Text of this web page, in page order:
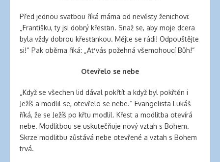
Před jednou svatbou říká máma od nevěsty ženichovi:
„Františku, ty jsi dobrý křesťan. Snaž se, aby moje dcera
byla vždy dobrou křesťankou. Mějte se rádi! Odpouštějte
si!“ Pak oběma říká: „Ať vás požehná všemohoucí Bůh!“
Otevřelo se nebe
„Když se všechen lid dával pokřtít a když byl pokřtěn i
Ježíš a modlil se, otevřelo se nebe.“ Evangelista Lukáš
říká, že se Ježíš po křtu modlil. Křest a modlitba otevírá
nebe. Modlitbou se uskutečňuje nový vztah s Bohem.
Skrze modlitbu zůstává nebe otevřené a vztah s Bohem
trvá.